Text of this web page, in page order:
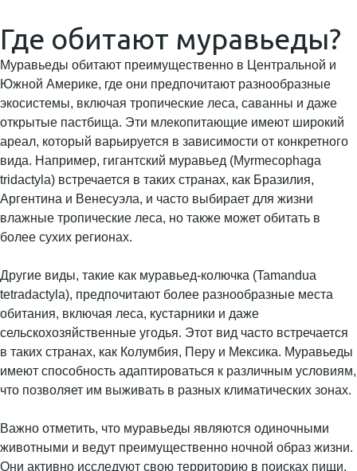
Где обитают муравьеды?
Муравьеды обитают преимущественно в Центральной и
Южной Америке, где они предпочитают разнообразные
экосистемы, включая тропические леса, саванны и даже
открытые пастбища. Эти млекопитающие имеют широкий
ареал, который варьируется в зависимости от конкретного
вида. Например, гигантский муравьед (Myrmecophaga
tridactyla) встречается в таких странах, как Бразилия,
Аргентина и Венесуэла, и часто выбирает для жизни
влажные тропические леса, но также может обитать в
более сухих регионах.
Другие виды, такие как муравьед-колючка (Tamandua
tetradactyla), предпочитают более разнообразные места
обитания, включая леса, кустарники и даже
сельскохозяйственные угодья. Этот вид часто встречается
в таких странах, как Колумбия, Перу и Мексика. Муравьеды
имеют способность адаптироваться к различным условиям,
что позволяет им выживать в разных климатических зонах.
Важно отметить, что муравьеды являются одиночными
животными и ведут преимущественно ночной образ жизни.
Они активно исследуют свою территорию в поисках пищи,